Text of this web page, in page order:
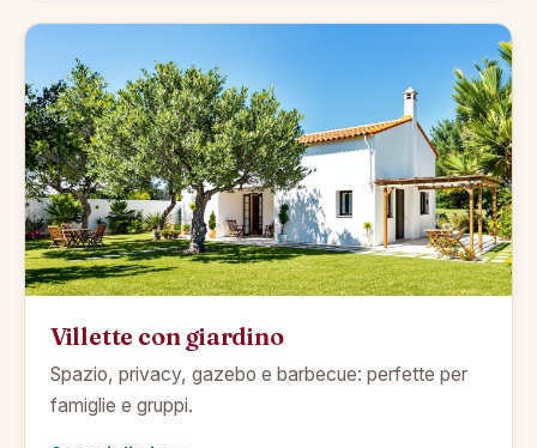
Villette con giardino
Spazio, privacy, gazebo e barbecue: perfette per
famiglie e gruppi.